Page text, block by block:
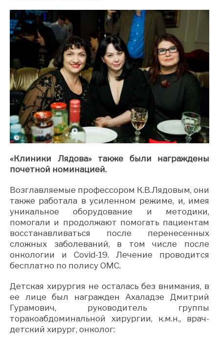
«Клиники Лядова» также были награждены
почетной номинацией.
Возглавляемые профессором К.В.Лядовым, они
также работала в усиленном режиме, и, имея
уникальное оборудование и методики,
помогали и продолжают помогать пациентам
восстанавливаться после перенесенных
сложных заболеваний, в том числе после
онкологии и Covid-19. Лечение проводится
бесплатно по полису ОМС.
Детская хирургия не осталась без внимания, в
ее лице был награжден Ахаладзе Дмитрий
Гурамович, руководитель группы
торакоабдоминальной хирургии, к.м.н., врач-
детский хирург, онколог: